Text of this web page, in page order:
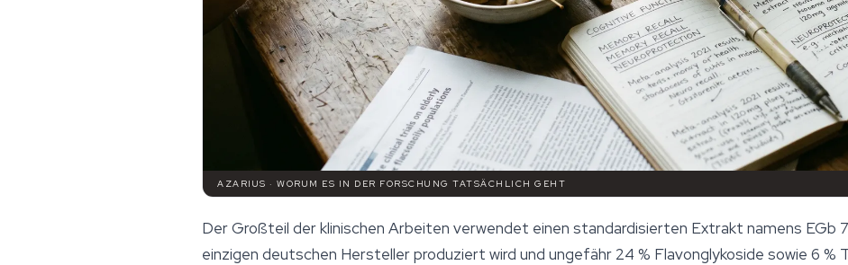
AZARIUS · WORUM ES IN DER FORSCHUNG TATSÄCHLICH GEHT
Der Großteil der klinischen Arbeiten verwendet einen standardisierten Extrakt namens EGb
einzigen deutschen Hersteller produziert wird und ungefähr 24 % Flavonglykoside sowie 6 %